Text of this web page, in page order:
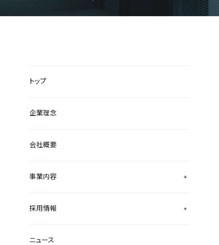
トップ
企業理念
会社概要
事業内容
採用情報
ニュース